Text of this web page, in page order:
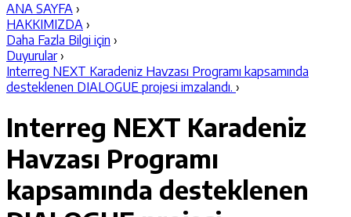
ANA SAYFA ›
HAKKIMIZDA ›
Daha Fazla Bilgi için ›
Duyurular ›
Interreg NEXT Karadeniz Havzası Programı kapsamında
desteklenen DIALOGUE projesi imzalandı. ›
Interreg NEXT Karadeniz
Havzası Programı
kapsamında desteklenen